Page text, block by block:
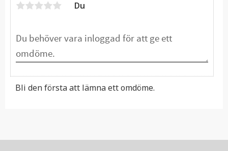
Du
Bli den första att lämna ett omdöme.